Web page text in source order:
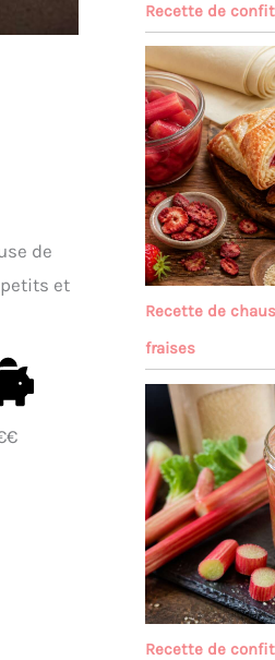
de
et
Recette de
Recette de
fraises
Recette de